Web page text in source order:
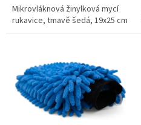
Mikrovláknová žinylková mycí
rukavice, tmavě šedá, 19x25 cm